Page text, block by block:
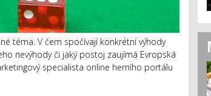
téma. V čem spočívají konkrétní výhody
nevýhody či jaký postoj zaujímá Evropská
specialista online herního portálu